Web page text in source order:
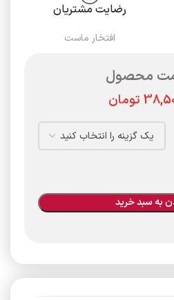
رضایت مشتریان
افتخار ماست
محصول
تومان
به سبد خرید